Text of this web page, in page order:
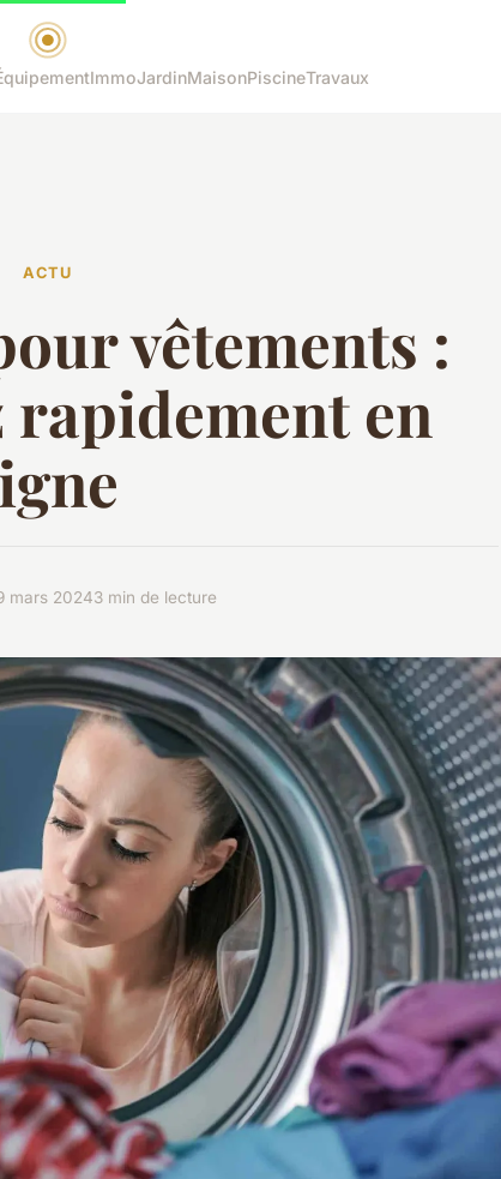
ImmoJardinMaisonPiscineTravaux
ACTU
vêtements :
rapidement en
mars 20243 min de lecture